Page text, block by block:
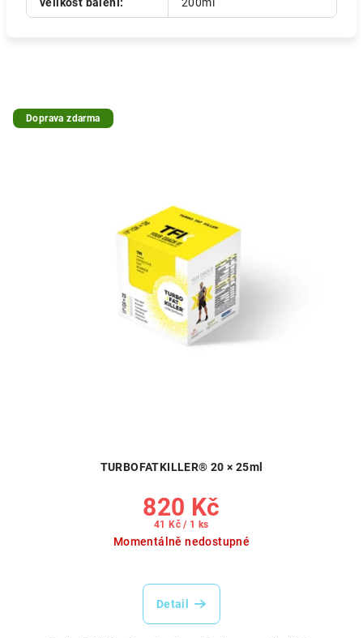
Doprava zdarma
TURBOFATKILLER® 20 × 25ml
820 Kč
Měrná
41 Kč / 1 ks
Momentálně nedostupné
Detail